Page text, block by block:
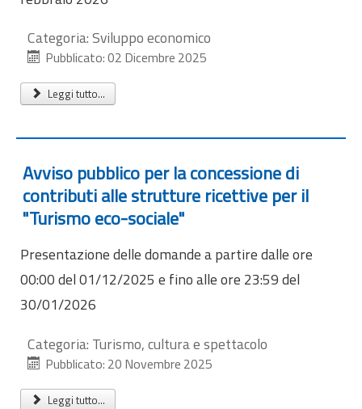
Categoria:Sviluppo economico
Pubblicato: 02 Dicembre 2025
Leggi tutto...
Avviso pubblico per la concessione di
contributi alle strutture ricettive per il
"Turismo eco-sociale"
Presentazione delle domande a partire dalle ore
00:00 del 01/12/2025 e fino alle ore 23:59 del
30/01/2026
Categoria: Turismo, cultura e spettacolo
Pubblicato: 20 Novembre 2025
Leggi tutto...